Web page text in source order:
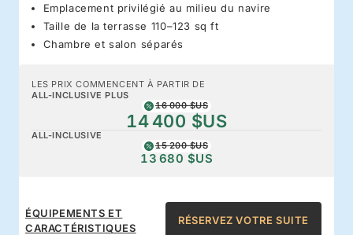
Emplacement privilégié au milieu du navire
Taille de la terrasse 110–123 sq ft
Chambre et salon séparés
LES PRIX COMMENCENT À PARTIR DE
ALL-INCLUSIVE PLUS
16 000 $US
14 400 $US
ALL-INCLUSIVE
15 200 $US
13 680 $US
ÉQUIPEMENTS ET
CARACTÉRISTIQUES
RÉSERVEZ VOTRE SUITE